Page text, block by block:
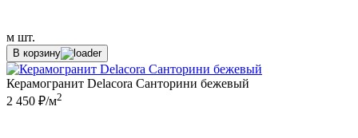
м шт.
В корзину
Керамогранит Delacora Санторини бежевый
2 450 ₽/м2